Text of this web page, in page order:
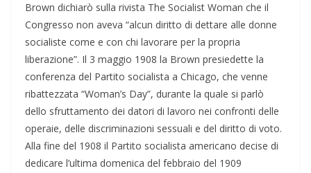
Brown dichiarò sulla rivista The Socialist Woman che il
Congresso non aveva “alcun diritto di dettare alle donne
socialiste come e con chi lavorare per la propria
liberazione”. Il 3 maggio 1908 la Brown presiedette la
conferenza del Partito socialista a Chicago, che venne
ribattezzata “Woman’s Day”, durante la quale si parlò
dello sfruttamento dei datori di lavoro nei confronti delle
operaie, delle discriminazioni sessuali e del diritto di voto.
Alla fine del 1908 il Partito socialista americano decise di
dedicare l’ultima domenica del febbraio del 1909